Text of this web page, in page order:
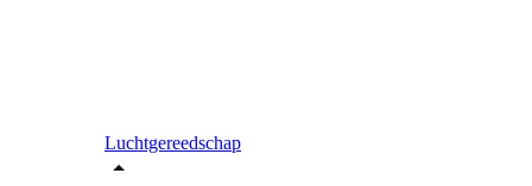
Luchtgereedschap